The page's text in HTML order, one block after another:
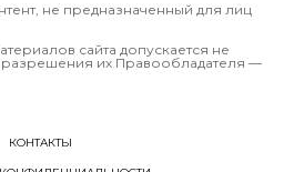
не предназначенный для лиц
сайта допускается не
разрешения их Правообладателя —
КОНТАКТЫ